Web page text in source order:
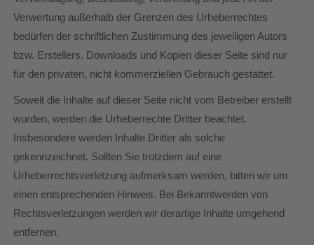
Verwertung außerhalb der Grenzen des Urheberrechtes
bedürfen der schriftlichen Zustimmung des jeweiligen Autors
bzw. Erstellers. Downloads und Kopien dieser Seite sind nur
für den privaten, nicht kommerziellen Gebrauch gestattet.
Soweit die Inhalte auf dieser Seite nicht vom Betreiber erstellt
wurden, werden die Urheberrechte Dritter beachtet.
Insbesondere werden Inhalte Dritter als solche
gekennzeichnet. Sollten Sie trotzdem auf eine
Urheberrechtsverletzung aufmerksam werden, bitten wir um
einen entsprechenden Hinweis. Bei Bekanntwerden von
Rechtsverletzungen werden wir derartige Inhalte umgehend
entfernen.